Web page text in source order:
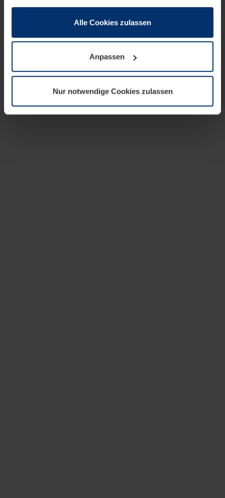
sie im Rahmen Ihrer Nutzung der Dienste gesammelt
wenn diese für den Betrieb dieser Seite unbedingt
notwendig sind. Für alle anderen Cookie-Typen benötigen
wir Ihre Erlaubnis. Ihre Einwilligung können Sie jederzeit
Datenschutzerklärungunserer Website ändern oder
widerrufen.
Alle Cookies zulassen
Anpassen
Nur notwendige Cookies zulassen